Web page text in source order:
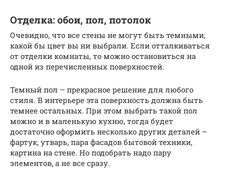
Отделка: обои, пол, потолок
Очевидно, что все стены не могут быть темными,
какой бы цвет вы ни выбрали. Если отталкиваться
от отделки комнаты, то можно остановиться на
одной из перечисленных поверхностей.
Темный пол – прекрасное решение для любого
стиля. В интерьере эта поверхность должна быть
темнее остальных. При этом выбрать такой пол
можно и в маленькую кухню, тогда будет
достаточно оформить несколько других деталей –
фартук, утварь, пара фасадов бытовой техники,
картина на стене. Но подобрать надо пару
элементов, а не все сразу.